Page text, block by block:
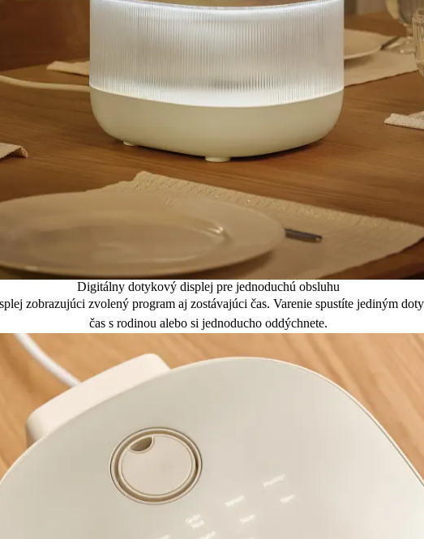
Digitálny dotykový displej pre jednoduchú obsluhu
zobrazujúci zvolený program aj zostávajúci čas. Varenie spustíte jediným
čas s rodinou alebo si jednoducho oddýchnete.